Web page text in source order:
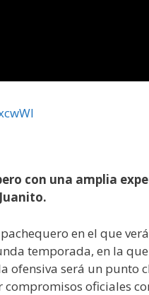
con una amplia
en el que
temporada, en la
será un punto
oficiales